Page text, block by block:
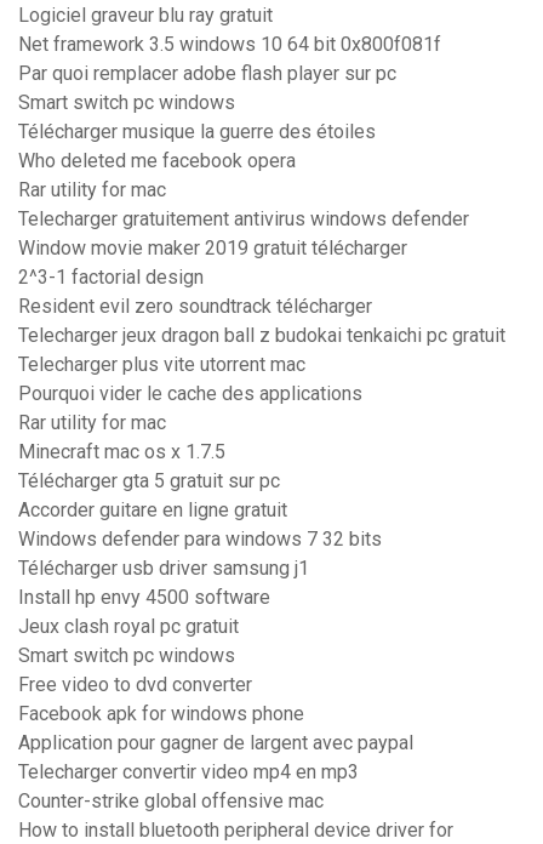
Logiciel graveur blu ray gratuit
Net framework 3.5 windows 10 64 bit 0x800f081f
Par quoi remplacer adobe flash player sur pc
Smart switch pc windows
Télécharger musique la guerre des étoiles
Who deleted me facebook opera
Rar utility for mac
Telecharger gratuitement antivirus windows defender
Window movie maker 2019 gratuit télécharger
2^3-1 factorial design
Resident evil zero soundtrack télécharger
Telecharger jeux dragon ball z budokai tenkaichi pc gratuit
Telecharger plus vite utorrent mac
Pourquoi vider le cache des applications
Rar utility for mac
Minecraft mac os x 1.7.5
Télécharger gta 5 gratuit sur pc
Accorder guitare en ligne gratuit
Windows defender para windows 7 32 bits
Télécharger usb driver samsung j1
Install hp envy 4500 software
Jeux clash royal pc gratuit
Smart switch pc windows
Free video to dvd converter
Facebook apk for windows phone
Application pour gagner de largent avec paypal
Telecharger convertir video mp4 en mp3
Counter-strike global offensive mac
How to install bluetooth peripheral device driver for